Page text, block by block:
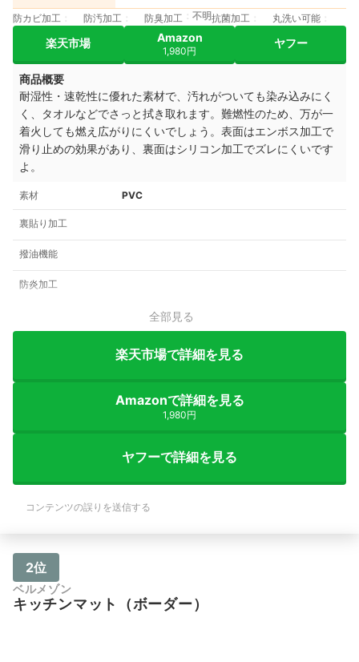
防カビ加工 防汚加工 防臭加工 不明抗菌加工 丸洗い可能
楽天市場 Amazon
1,980円
ヤフー
商品概要
耐湿性・速乾性に優れた素材で、汚れがついても染み込みにく
く、タオルなどでさっと拭き取れます。難燃性のため、万が一
着火しても燃え広がりにくいでしょう。表面はエンボス加工で
滑り止めの効果があり、裏面はシリコン加工でズレにくいです
よ。
素材 PVC
裏貼り加工
撥油機能
防炎加工
全部見る
楽天市場で詳細を見る
Amazonで詳細を見る
1,980円
ヤフーで詳細を見る
コンテンツの誤りを送信する
2位
ベルメゾン
キッチンマット（ボーダー）